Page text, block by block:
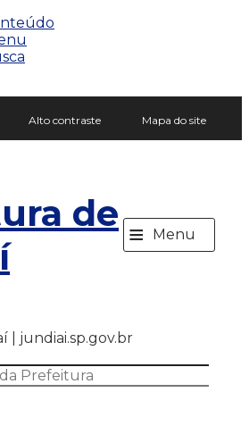
Alto contraste Mapa do site
de ≡ Menu
| jundiai.sp.gov.br